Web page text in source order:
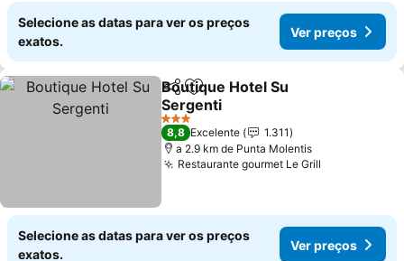
Selecione as datas para ver os preços
exatos.
Ver preços
PartilharAdicionar aos favoritos
Boutique Hotel Su
Sergenti
Ver preços
3 Estrelas
8,8 Excelente
1.311
a 2.9 km de Punta Molentis
Restaurante gourmet Le Grill
Selecione as datas para ver os preços
exatos.
Ver preços